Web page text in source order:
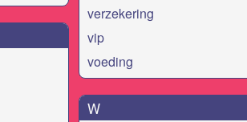
verzekering
vip
voeding
W